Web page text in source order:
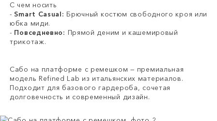
С чем носить
-Smart Casual: Брючный костюм свободного кроя или
юбка миди.
- Повседневно: Прямой деним и кашемировый
трикотаж.
Сабо на платформе с ремешком — премиальная
модель Refined Lab из итальянских материалов.
Подходит для базового гардероба, сочетая
долговечность и современный дизайн.